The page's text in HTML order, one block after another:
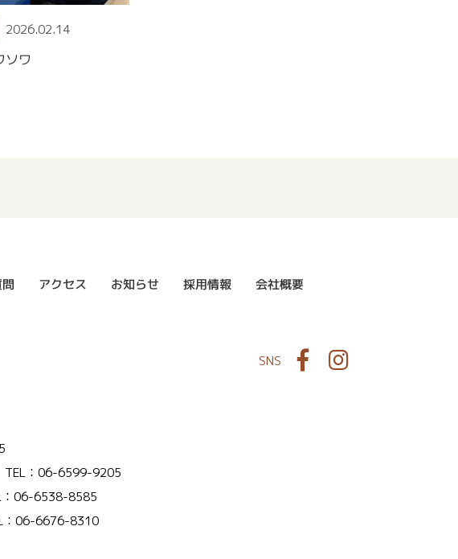
2026.02.14
ワ
アクセス お知らせ 採用情報 会社概要
TEL：06-6599-9205
：06-6538-8585
：06-6676-8310
SNS Facebook